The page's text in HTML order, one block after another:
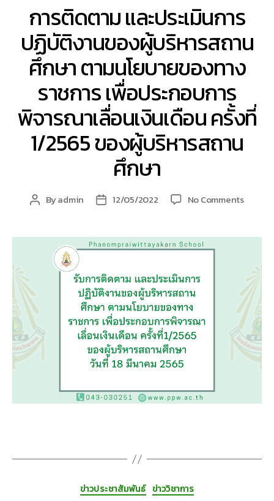
การติดตาม และประเมินการ
ปฏิบัติงานของผู้บริหารสถาน
ศึกษา ตามนโยบายของทาง
ราชการ เพื่อประกอบการ
พิจารณาเลื่อนเงินเดือน ครั้งที่
1/2565 ของผู้บริหารสถาน
ศึกษา
Post
Byadmin
Post12/05/2022 No Commentson
และ
การ
ปฏิบัติ
งาน
ของ
ผู้
บริหาร
สถาน
ศึกษา
ของ
Categories
ข่าวประชาสัมพันธ์ ข่าววิชาการ